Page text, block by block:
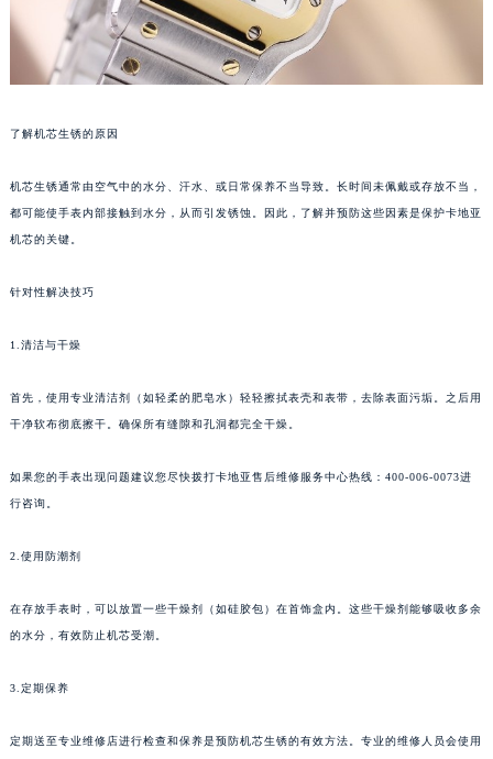
了解机芯生锈的原因
机芯生锈通常由空气中的水分、汗水、或日常保养不当导致。长时间未佩戴或存放不当，
都可能使手表内部接触到水分，从而引发锈蚀。因此，了解并预防这些因素是保护卡地亚
机芯的关键。
针对性解决技巧
1.清洁与干燥
首先，使用专业清洁剂（如轻柔的肥皂水）轻轻擦拭表壳和表带，去除表面污垢。之后用
干净软布彻底擦干。确保所有缝隙和孔洞都完全干燥。
如果您的手表出现问题建议您尽快拨打卡地亚售后维修服务中心热线：400-006-0073进
行咨询。
2.使用防潮剂
在存放手表时，可以放置一些干燥剂（如硅胶包）在首饰盒内。这些干燥剂能够吸收多余
的水分，有效防止机芯受潮。
3.定期保养
定期送至专业维修店进行检查和保养是预防机芯生锈的有效方法。专业的维修人员会使用